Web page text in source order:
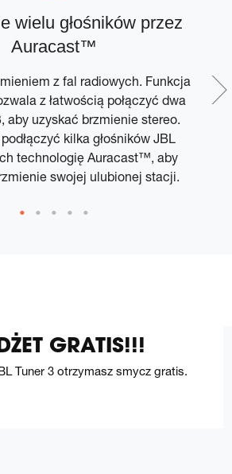
wielu głośników przez
Auracast™
z fal radiowych. Funkcja
z łatwością połączyć dwa
aby uzyskać brzmienie stereo.
kilka głośników JBL
technologię Auracast™, aby
swojej ulubionej stacji.
GRATIS!!!
Tuner 3 otrzymasz smycz gratis.